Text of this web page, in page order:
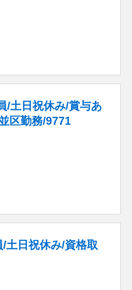
/土日祝休み/賞与あ
区勤務/9771
土日祝休み/資格取